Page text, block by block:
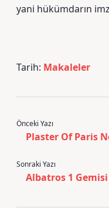
yani hükümdarın
Tarih: Makaleler
Önceki Yazı
Plaster Of Paris
Sonraki Yazı
Albatros 1